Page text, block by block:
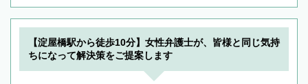
【淀屋橋駅から徒歩10分】女性弁護士が、皆様と同じ気持
ちになって解決策をご提案します